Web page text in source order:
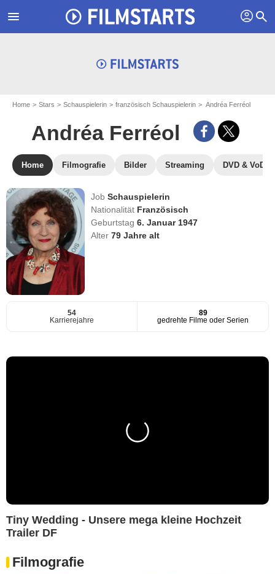
menu profil search
Home Stars Schauspielerin französisch Schauspielerin Andréa Ferréol
Andréa Ferréol
Home Filmografie Bilder Streaming DVD & VoD
JobSchauspielerin
Nationalität Französisch
Geburtstag6. Januar 1947
Alter79 Jahre alt
54
Karrierejahre
89
gedrehte Filme oder Serien
Tiny Wedding - Unsere mega kleine Hochzeit
Trailer DF
Filmografie